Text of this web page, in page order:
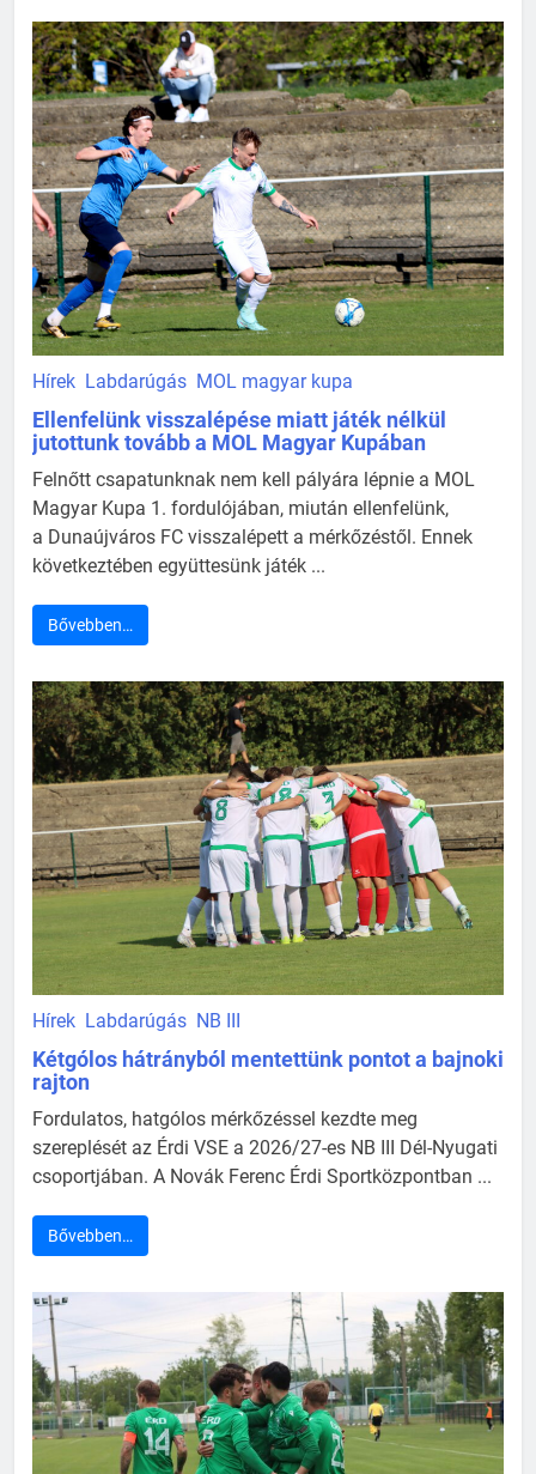
Hírek Labdarúgás MOL magyar kupa
Ellenfelünk visszalépése miatt játék nélkül
jutottunk tovább a MOL Magyar Kupában
Felnőtt csapatunknak nem kell pályára lépnie a MOL
Magyar Kupa 1. fordulójában, miután ellenfelünk,
a Dunaújváros FC visszalépett a mérkőzéstől. Ennek
következtében együttesünk játék ...
Bővebben…
Hírek Labdarúgás NB III
Kétgólos hátrányból mentettünk pontot a bajnoki
rajton
Fordulatos, hatgólos mérkőzéssel kezdte meg
szereplését az Érdi VSE a 2026/27-es NB III Dél-Nyugati
csoportjában. A Novák Ferenc Érdi Sportközpontban ...
Bővebben…